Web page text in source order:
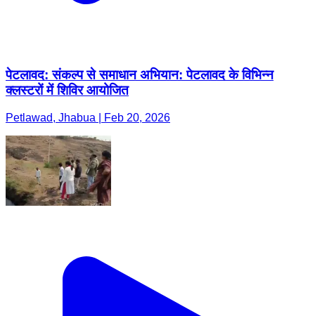
पेटलावद: संकल्प से समाधान अभियान: पेटलावद के विभिन्न
क्लस्टरों में शिविर आयोजित
Petlawad, Jhabua | Feb 20, 2026